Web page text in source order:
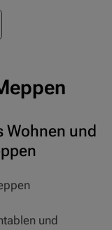
Wohnen und
und